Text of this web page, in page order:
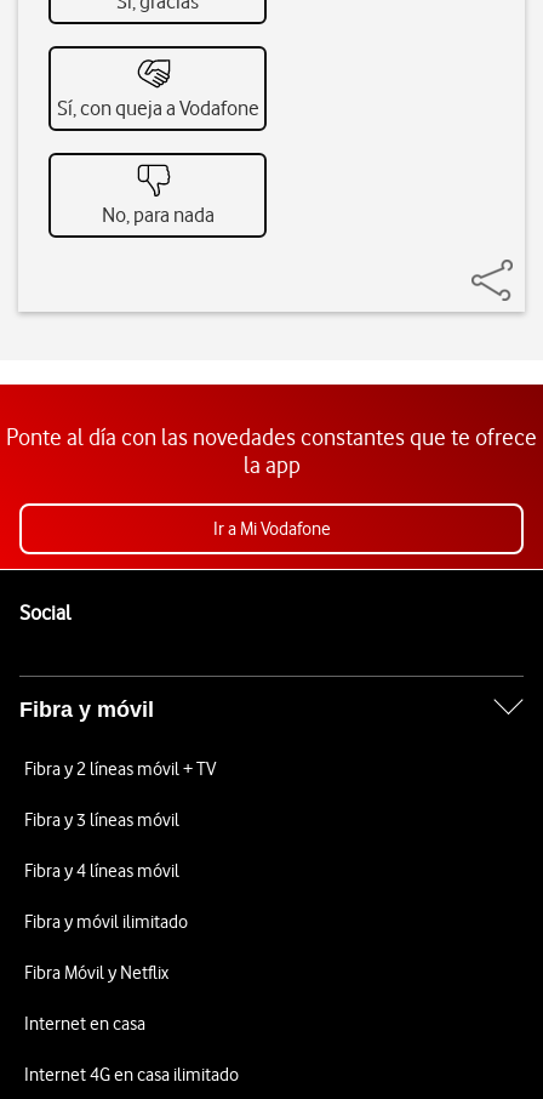
Sí, con queja a Vodafone
No, para nada
Ponte al día con las novedades constantes que te ofrece
la app
Ir a Mi Vodafone
SocialEnlaces a las redes sociales de Vodafone
Fibra y móvil
Fibra y 2 líneas móvil + TV
Fibra y 3 líneas móvil
Fibra y 4 líneas móvil
Fibra y móvil ilimitado
Fibra Móvil y Netflix
Internet en casa
Internet 4G en casa ilimitado